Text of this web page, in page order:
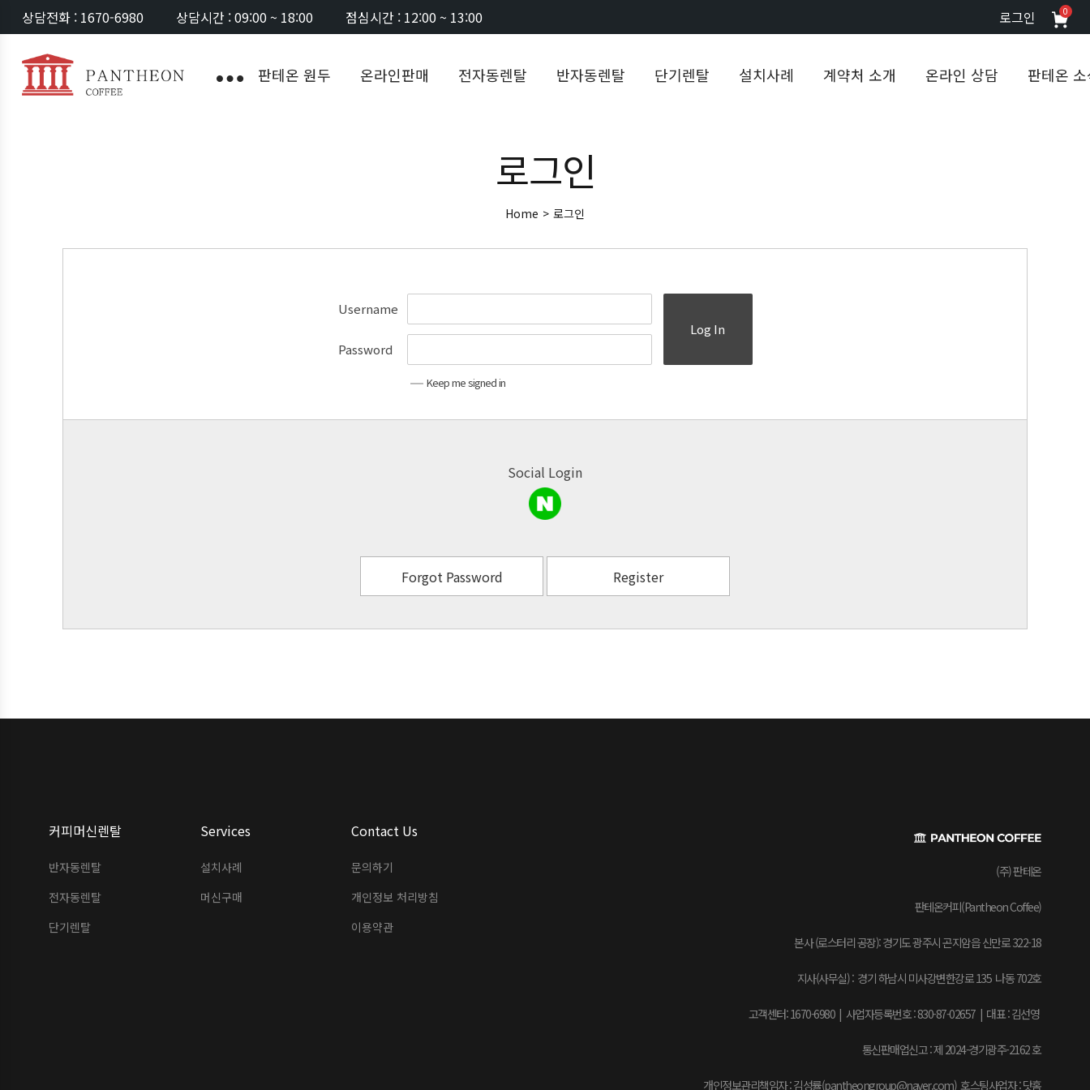
상담전화 : 1670-6980 상담시간 : 09:00 ~ 18:00 점심시간 : 12:00 ~ 13:00 로그인 0
판테온 원두 온라인판매 전자동렌탈 반자동렌탈 단기렌탈 설치사례 계약처 소개 온라인 상담 판테온
로그인
Home > 로그인
Username
Password
Keep me signed in
Log In
Social Login
Forgot Password Register
커피머신렌탈
반자동렌탈
전자동렌탈
단기렌탈
Services
설치사례
머신구매
Contact Us
문의하기
개인정보 처리방침
이용약관
(주) 판테온
판테온커피(Pantheon Coffee)
본사 (로스터리 공장): 경기도 광주시 곤지암읍 신만로 322-18
지사(사무실) : 경기 하남시 미사강변한강로 135 나동 702호
고객센터: 1670-6980 | 사업자등록번호 : 830-87-02657 | 대표 : 김선영
통신판매업신고 : 제 2024-경기광주-2162 호
개인정보관리책임자 : 김성률(pantheongroup@naver.com) 호스팅사업자 : 닷홈